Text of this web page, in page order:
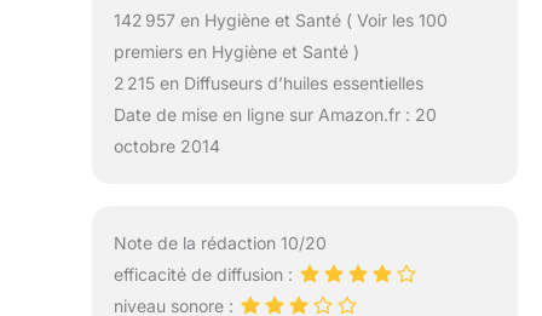
142 957 en Hygiène et Santé ( Voir les 100
premiers en Hygiène et Santé )
2 215 en Diffuseurs d’huiles essentielles
Date de mise en ligne sur Amazon.fr : 20
octobre 2014
Note de la rédaction 10/20
efficacité de diffusion :
niveau sonore :